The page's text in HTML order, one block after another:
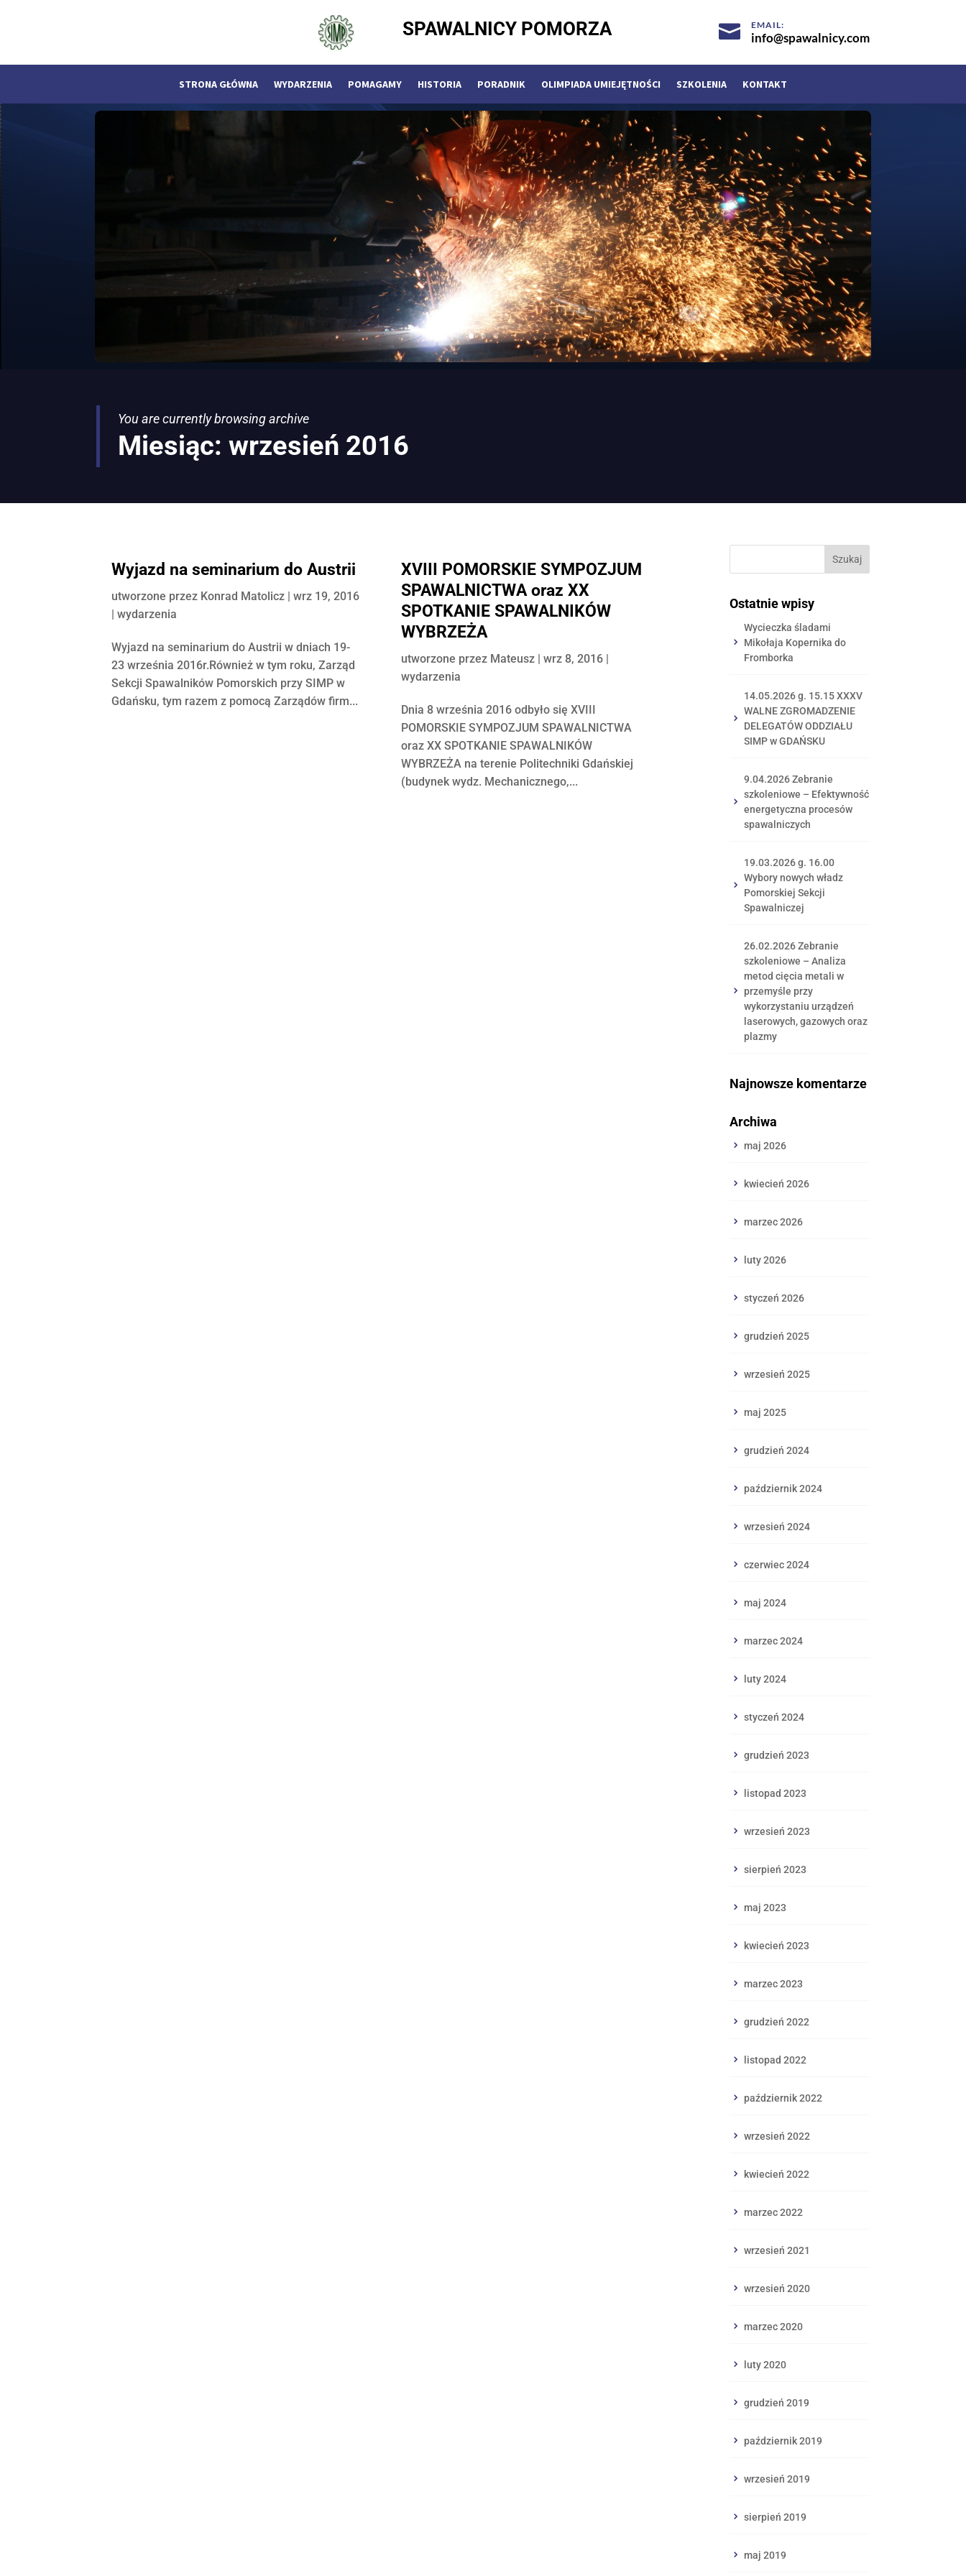
SPAWALNICY POMORZA  EMAIL:
info@spawalnicy.com
STRONA GŁÓWNA WYDARZENIA POMAGAMY HISTORIA PORADNIK OLIMPIADA UMIEJĘTNOŚCI SZKOLENIA KONTAKT
You are currently browsing archive
Miesiąc:wrzesień 2016
Wyjazd na seminarium do Austrii
utworzone przez Konrad Matolicz| wrz 19, 2016
| wydarzenia
Wyjazd na seminarium do Austrii w dniach 19-
23 września 2016r.Również w tym roku, Zarząd
Sekcji Spawalników Pomorskich przy SIMP w
Gdańsku, tym razem z pomocą Zarządów firm...
XVIII POMORSKIE SYMPOZJUM
SPAWALNICTWA oraz XX
SPOTKANIE SPAWALNIKÓW
WYBRZEŻA
utworzone przez Mateusz |wrz 8, 2016 |
wydarzenia
Dnia 8 września 2016 odbyło się XVIII
POMORSKIE SYMPOZJUM SPAWALNICTWA
oraz XX SPOTKANIE SPAWALNIKÓW
WYBRZEŻA na terenie Politechniki Gdańskiej
(budynek wydz. Mechanicznego,...
Ostatnie wpisy
Wycieczka śladami
Mikołaja Kopernika do
Fromborka
14.05.2026 g. 15.15 XXXV
WALNE ZGROMADZENIE
DELEGATÓW ODDZIAŁU
SIMP w GDAŃSKU
9.04.2026 Zebranie
szkoleniowe – Efektywność
energetyczna procesów
spawalniczych
19.03.2026 g. 16.00
Wybory nowych władz
Pomorskiej Sekcji
Spawalniczej
26.02.2026 Zebranie
szkoleniowe – Analiza
metod cięcia metali w
przemyśle przy
wykorzystaniu urządzeń
laserowych, gazowych oraz
plazmy
Najnowsze komentarze
Archiwa
maj 2026
kwiecień 2026
marzec 2026
luty 2026
styczeń 2026
grudzień 2025
wrzesień 2025
maj 2025
grudzień 2024
październik 2024
wrzesień 2024
czerwiec 2024
maj 2024
marzec 2024
luty 2024
styczeń 2024
grudzień 2023
listopad 2023
wrzesień 2023
sierpień 2023
maj 2023
kwiecień 2023
marzec 2023
grudzień 2022
listopad 2022
październik 2022
wrzesień 2022
kwiecień 2022
marzec 2022
wrzesień 2021
wrzesień 2020
marzec 2020
luty 2020
grudzień 2019
październik 2019
wrzesień 2019
sierpień 2019
maj 2019